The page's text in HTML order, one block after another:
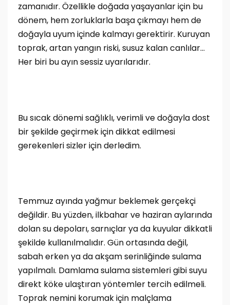
zamanıdır. Özellikle doğada yaşayanlar için bu
dönem, hem zorluklarla başa çıkmayı hem de
doğayla uyum içinde kalmayı gerektirir. Kuruyan
toprak, artan yangın riski, susuz kalan canlılar…
Her biri bu ayın sessiz uyarılarıdır.
Bu sıcak dönemi sağlıklı, verimli ve doğayla dost
bir şekilde geçirmek için dikkat edilmesi
gerekenleri sizler için derledim.
Temmuz ayında yağmur beklemek gerçekçi
değildir. Bu yüzden, ilkbahar ve haziran aylarında
dolan su depoları, sarnıçlar ya da kuyular dikkatli
şekilde kullanılmalıdır. Gün ortasında değil,
sabah erken ya da akşam serinliğinde sulama
yapılmalı. Damlama sulama sistemleri gibi suyu
direkt köke ulaştıran yöntemler tercih edilmeli.
Toprak nemini korumak için malçlama